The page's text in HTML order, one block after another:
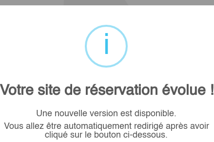
Votre site de réservation évolue !
Une nouvelle version est disponible.
Vous allez être automatiquement redirigé après avoir
cliqué sur le bouton ci-dessous.